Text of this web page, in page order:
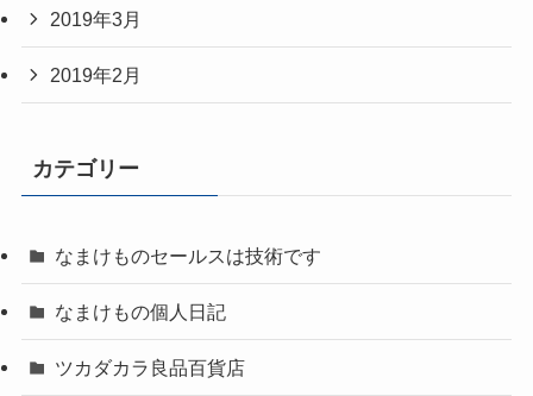
2019年3月
2019年2月
カテゴリー
なまけものセールスは技術です
なまけもの個人日記
ツカダカラ良品百貨店